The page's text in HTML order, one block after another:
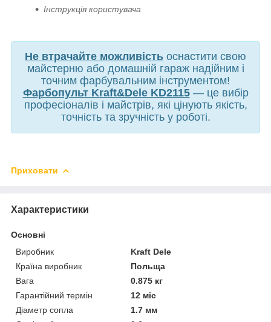
Інструкція користувача
Не втрачайте можливість оснастити свою
майстерню або домашній гараж надійним і
точним фарбувальним інструментом!
Фарбопульт Kraft&Dele KD2115— це вибір
професіоналів і майстрів, які цінують якість,
точність та зручність у роботі.
Приховати
Характеристики
Основні
Виробник
Kraft Dele
Країна виробник
Польща
Вага
0.875 кг
Гарантійний термін
12 міс
Діаметр сопла
1.7 мм